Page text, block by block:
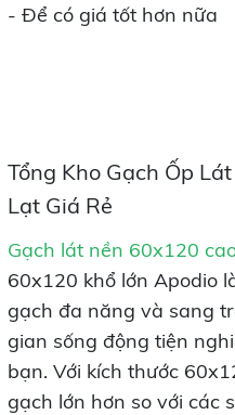
- Để có giá tốt hơn nữa
Tổng Kho Gạch Ốp
Lạt Giá Rẻ
Gạch lát nền 60x120
60x120 khổ lớn Apodio
gạch đa năng và sang
gian sống động tiện
bạn. Với kích thước
gạch lớn hơn so với các